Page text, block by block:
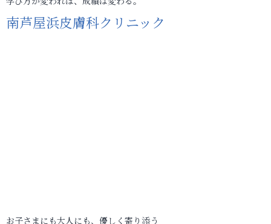
南芦屋浜皮膚科クリニック
お子さまにも大人にも、優しく寄り添う